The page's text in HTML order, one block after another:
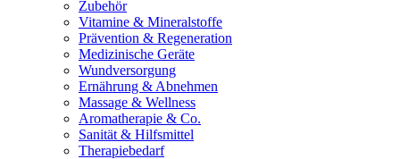
Zubehör
Vitamine & Mineralstoffe
Prävention & Regeneration
Medizinische Geräte
Wundversorgung
Ernährung & Abnehmen
Massage & Wellness
Aromatherapie & Co.
Sanität & Hilfsmittel
Therapiebedarf